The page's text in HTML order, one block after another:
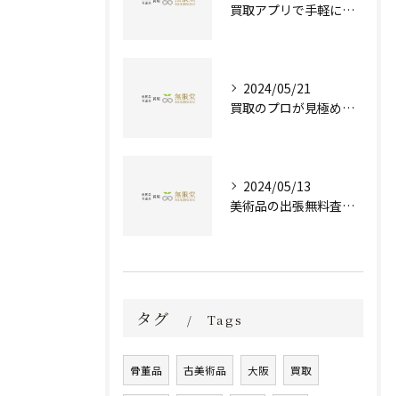
買取アプリで手軽に現金化！あなたの不要品が宝物に変わる方法とは？
2024/05/21
買取のプロが見極める！骨董品の価値と査定とは？
2024/05/13
美術品の出張無料査定 | 一万点以上の実績で信頼の骨董品買取専門店
タグ Tags
骨董品 古美術品 大阪 買取